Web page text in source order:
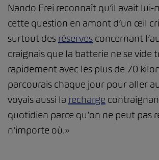
Nando Frei reconnaît qu’il avait lui-
cette question en amont d’un œil
surtout des réserves concernant
craignais que la batterie ne se vide
rapidement avec les plus de 70
parcourais chaque jour pour aller
voyais aussi la recharge
quotidien parce qu’on ne peut pas
n’importe où.»